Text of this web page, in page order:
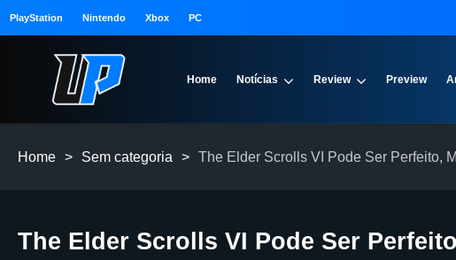
PlayStation Nintendo Xbox PC
Home Notícias Review Preview
Home > Sem categoria > The Elder Scrolls VI Pode Ser Perfeito,
The Elder Scrolls VI Pode Ser